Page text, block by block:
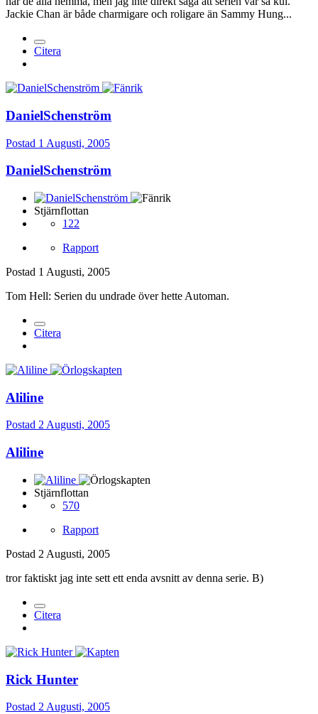
Jackie Chan är både charmigare och roligare än Sammy Hung...
Citera
DanielSchenström
Postad 1 Augusti, 2005
DanielSchenström
Stjärnflottan
122
Rapport
Postad 1 Augusti, 2005
Tom Hell: Serien du undrade över hette Automan.
Citera
Aliline
Postad 2 Augusti, 2005
Aliline
Stjärnflottan
570
Rapport
Postad 2 Augusti, 2005
tror faktiskt jag inte sett ett enda avsnitt av denna serie. B)
Citera
Rick Hunter
Postad 2 Augusti, 2005